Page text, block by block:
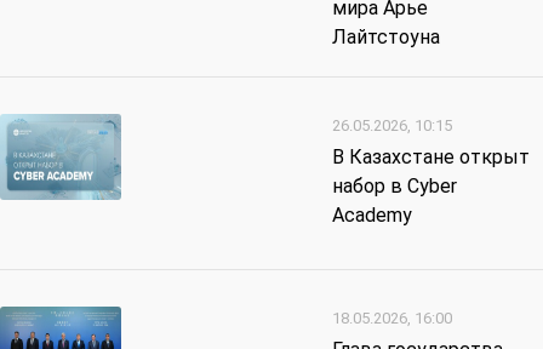
мира Арье
Лайтстоуна
26.05.2026, 10:15
В Казахстане открыт
набор в Cyber
Academy
18.05.2026, 16:00